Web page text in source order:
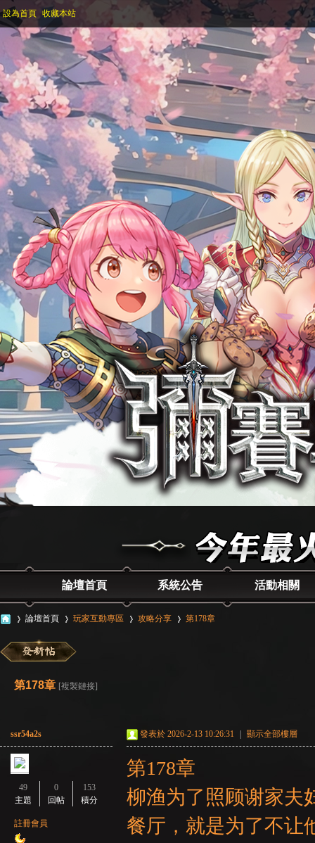
設為首頁 收藏本站
論壇首頁 系統公告 活動相關
»
論壇首頁 玩家互動專區 攻略分享 第178章
第178章 [複製鏈接]
ssr54a2s
49
主題
0
回帖
153
積分
註冊會員
發表於 2026-2-13 10:26:31 顯示全部樓層
第178章
柳渔为了照顾谢家夫
餐厅，就是为了不让